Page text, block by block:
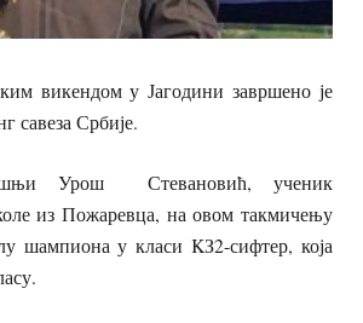
викендом у Јагодини завршено је
савеза Србије.
Урош Стевановић, ученик
из Пожаревца, на овом такмичењу
шампиона у класи KЗ2-сифтер, која